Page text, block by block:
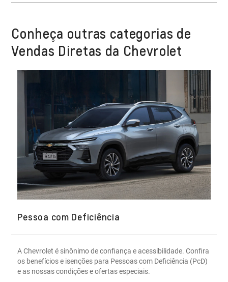
Conheça outras categorias de
Vendas Diretas da Chevrolet
Pessoa com Deficiência
A Chevrolet é sinônimo de confiança e acessibilidade. Confira
os benefícios e isenções para Pessoas com Deficiência (PcD)
e as nossas condições e ofertas especiais.